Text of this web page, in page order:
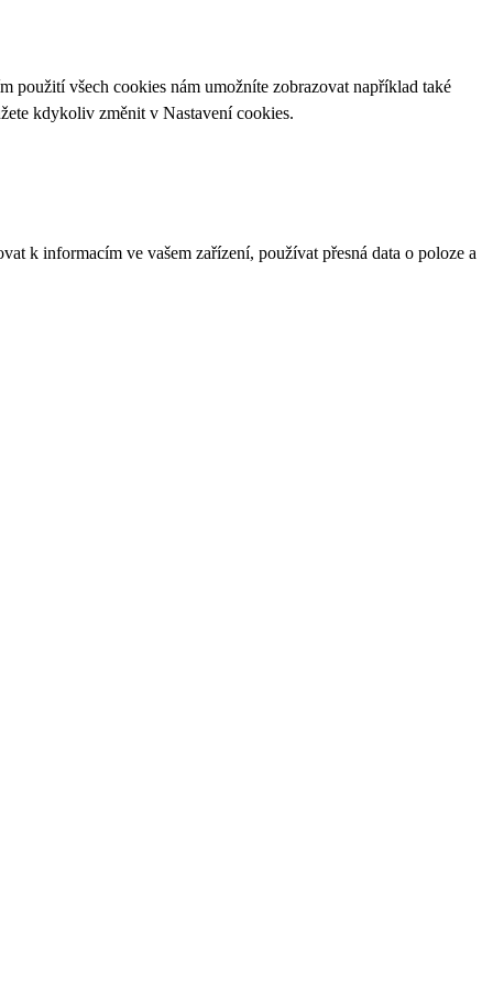
použití všech cookies nám umožníte zobrazovat například také
kdykoliv změnit v Nastavení cookies.
k informacím ve vašem zařízení, používat přesná data o poloze a